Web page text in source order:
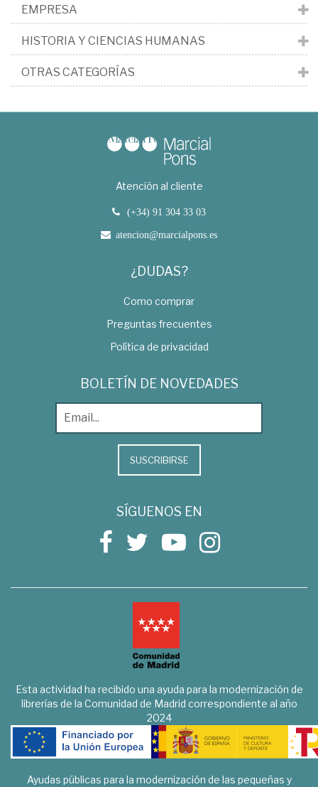
EMPRESA
HISTORIA Y CIENCIAS HUMANAS
OTRAS CATEGORÍAS
Atención al cliente
(+34) 91 304 33 03
atencion@marcialpons.es
¿DUDAS?
Como comprar
Preguntas frecuentes
Política de privacidad
BOLETÍN DE NOVEDADES
SUSCRIBIRSE
SÍGUENOS EN
Esta actividad ha recibido una ayuda para la modernización de
librerías de la Comunidad de Madrid correspondiente al año
2024
Ayudas públicas para la modernización de las pequeñas y